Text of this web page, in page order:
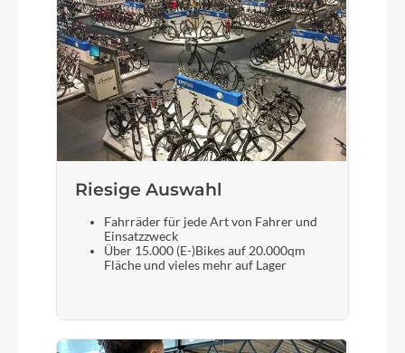
Umwerfer
Shimano Ultegra Di2 FD-R8150-F
Steuersatz
1 1/4"
ACID Nuance SLT Carbon
Riesige Auswahl
Fahrräder für jede Art von Fahrer und
Einsatzzweck
Über 15.000 (E-)Bikes auf 20.000qm
Fläche und vieles mehr auf Lager